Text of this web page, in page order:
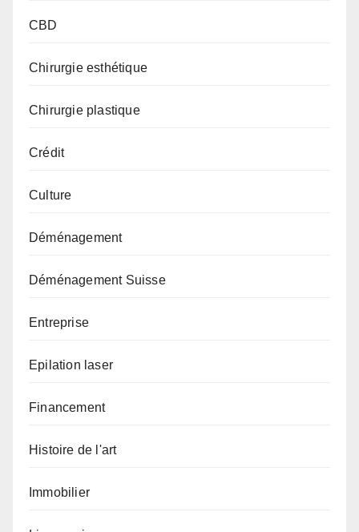
CBD
Chirurgie esthétique
Chirurgie plastique
Crédit
Culture
Déménagement
Déménagement Suisse
Entreprise
Epilation laser
Financement
Histoire de l'art
Immobilier